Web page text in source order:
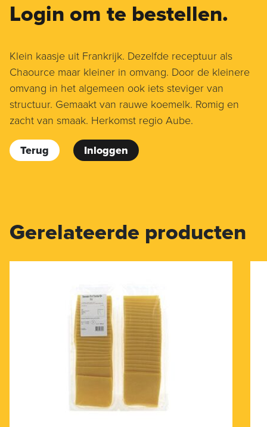
Login om te bestellen.
Klein kaasje uit Frankrijk. Dezelfde receptuur als
Chaource maar kleiner in omvang. Door de kleinere
omvang in het algemeen ook iets steviger van
structuur. Gemaakt van rauwe koemelk. Romig en
zacht van smaak. Herkomst regio Aube.
Terug Inloggen
Gerelateerde producten